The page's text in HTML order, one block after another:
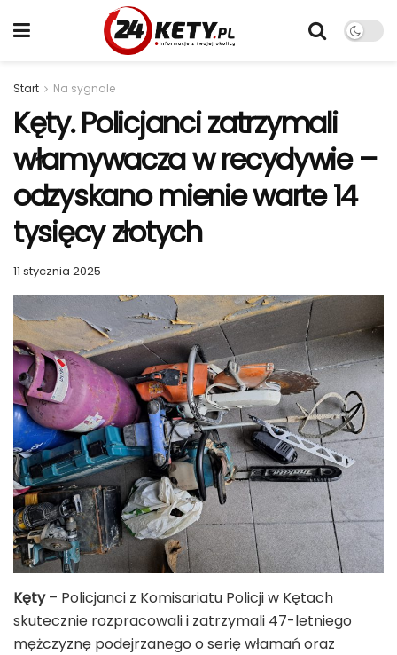
Start Na sygnale
Kęty. Policjanci zatrzymali
włamywacza w recydywie –
odzyskano mienie warte 14
tysięcy złotych
11 stycznia 2025
Kęty– Policjanci z Komisariatu Policji w Kętach
skutecznie rozpracowali i zatrzymali 47-letniego
mężczyznę podejrzanego o serię włamań oraz